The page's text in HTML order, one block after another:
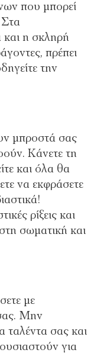
που μπορεί
Στα
και η σκληρή
πρέπει
την
μπροστά σας
Κάνετε τη
και όλα θα
να εκφράσετε
ρίξεις και
σωματική και
με
Μην
ταλέντα σας και
για